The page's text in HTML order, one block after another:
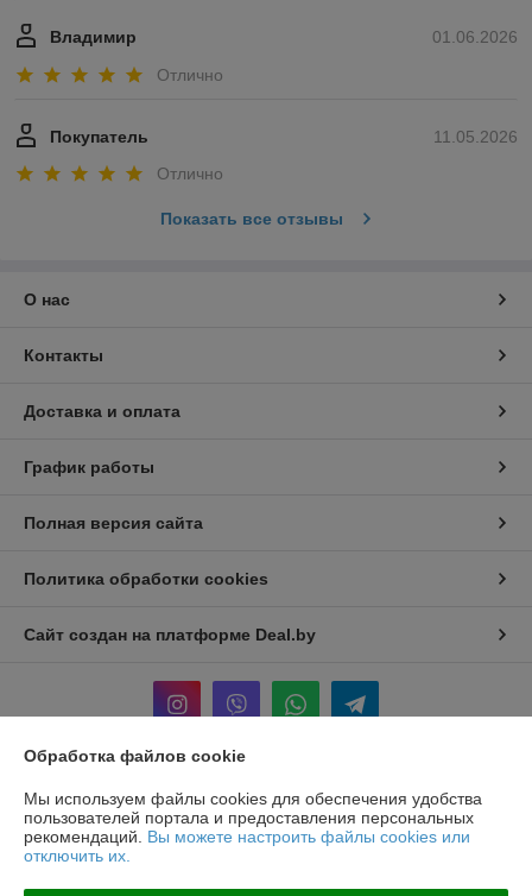
01.06.2026
Владимир
Отлично
11.05.2026
Покупатель
Отлично
Показать все отзывы
О нас
Контакты
Доставка и оплата
График работы
Полная версия сайта
Политика обработки cookies
Сайт создан на платформе Deal.by
Информация для покупателя
Юридическое лицо:ООО «БЕЛПРОФИЛЬ ГРУПП»
220040, Г. МИНСК, ПЕР. 3-Й МОЖАЙСКОГО, Д. 11, ПОМ. 107, 220040
Регистрационный номер ЕГР: 193780303
Обработка файлов cookie
Мы используем файлы cookies для обеспечения удобства
пользователей портала и предоставления персональных
рекомендаций. Вы можете настроить файлы cookies или
отключить их.